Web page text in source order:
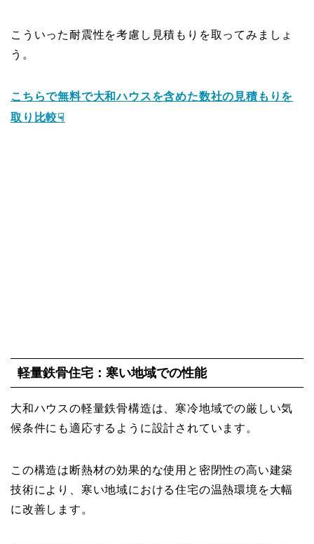
こういった耐震性を考慮し見積もりを取ってみましょ
う。
こちらで無料で大和ハウスを含めた数社の見積もりを
取り比較☟
軽量鉄骨住宅：寒い地域での性能
大和ハウスの軽量鉄骨構造は、寒冷地域での厳しい気
候条件にも適応するように設計されています。
この構造は断熱材の効果的な使用と密閉性の高い建築
技術により、寒い地域における住宅の温熱環境を大幅
に改善します。